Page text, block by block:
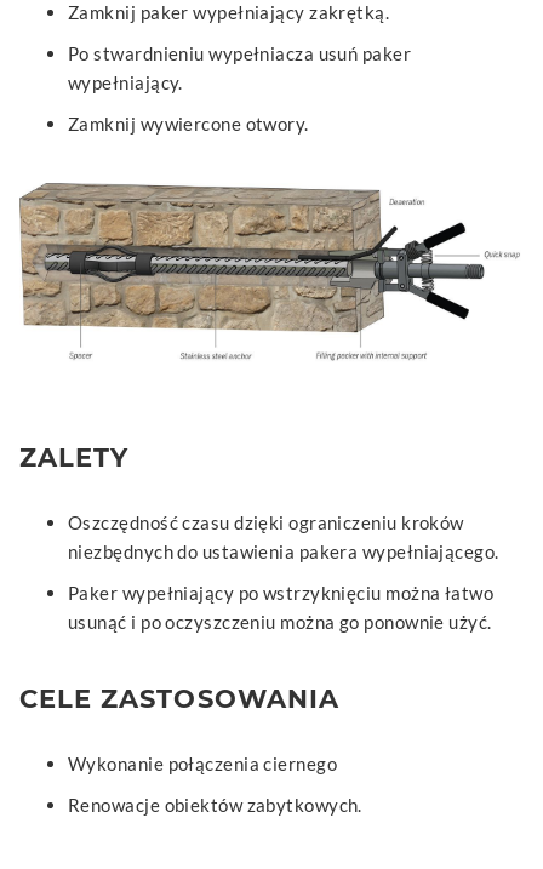
Zamknij paker wypełniający zakrętką.
Po stwardnieniu wypełniacza usuń paker
wypełniający.
Zamknij wywiercone otwory.
ZALETY
Oszczędność czasu dzięki ograniczeniu kroków
niezbędnych do ustawienia pakera wypełniającego.
Paker wypełniający po wstrzyknięciu można łatwo
usunąć i po oczyszczeniu można go ponownie użyć.
CELE ZASTOSOWANIA
Wykonanie połączenia ciernego
Renowacje obiektów zabytkowych.